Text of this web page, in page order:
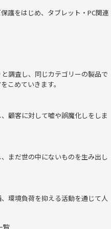
てしまうことがあります。基本的に
も入ってしまう微細な埃は吸収しま
イズによっては視認できることがあ
の「最高硬度10H」レベルで、
たとえカッターでも傷つけるこ
護をはじめ、タブレット・PC関連
調査し、同じカテゴリーの製品で
こめていきます。
顧客に対して嘘や誤魔化しをしま
まだ世の中にないものを生み出し
環境負荷を抑える活動を通じて人